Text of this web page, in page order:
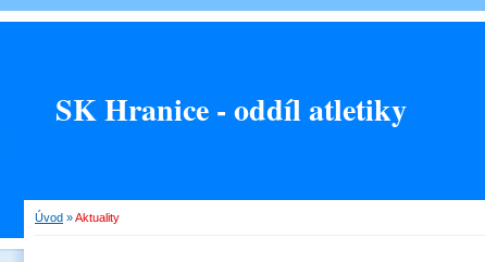
SK Hranice - oddíl atletiky
Úvod »Aktuality